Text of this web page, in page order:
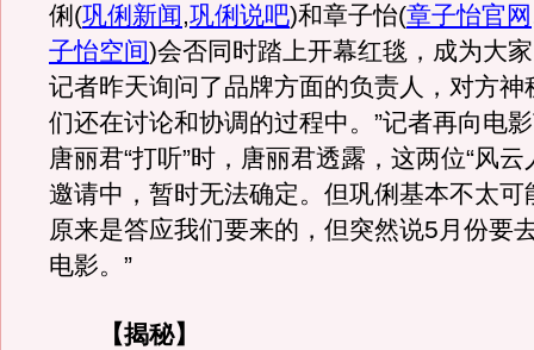
俐 (巩俐新闻,巩俐说吧)和章子怡(章子怡官网
子怡空间)会否同时踏上开幕红毯，成为大
记者昨天询问了品牌方面的负责人，对方神
们还在讨论和协调的过程中。”记者再向电
唐丽君“打听”时，唐丽君透露，这两位“风云
邀请中，暂时无法确定。但巩俐基本不太可
原来是答应我们要来的，但突然说5月份要
电影。”
【揭秘】